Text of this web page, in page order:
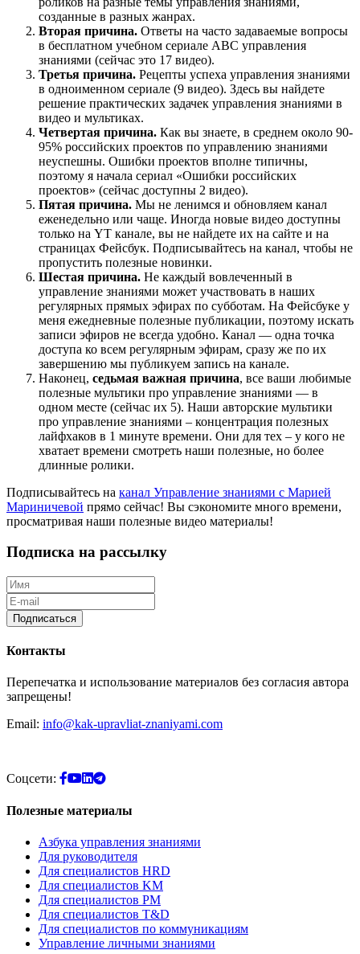
созданные в разных жанрах.
Вторая причина. Ответы на часто задаваемые вопросы
в бесплатном учебном сериале АВС управления
знаниями (сейчас это 17 видео).
Третья причина. Рецепты успеха управления знаниями
в одноименном сериале (9 видео). Здесь вы найдете
решение практических задачек управления знаниями в
видео и мультиках.
Четвертая причина. Как вы знаете, в среднем около 90-
95% российских проектов по управлению знаниями
неуспешны. Ошибки проектов вполне типичны,
поэтому я начала сериал «Ошибки российских
проектов» (сейчас доступны 2 видео).
Пятая причина. Мы не ленимся и обновляем канал
еженедельно или чаще. Иногда новые видео доступны
только на YT канале, вы не найдете их на сайте и на
страницах Фейсбук. Подписывайтесь на канал, чтобы не
пропустить полезные новинки.
Шестая причина. Не каждый вовлеченный в
управление знаниями может участвовать в наших
регулярных прямых эфирах по субботам. На Фейсбуке у
меня ежедневные полезные публикации, поэтому искать
записи эфиров не всегда удобно. Канал — одна точка
доступа ко всем регулярным эфирам, сразу же по их
завершению мы публикуем запись на канале.
Наконец, седьмая важная причина, все ваши любимые
полезные мультики про управление знаниями — в
одном месте (сейчас их 5). Наши авторские мультики
про управление знаниями – концентрация полезных
лайфхаков в 1 минуте времени. Они для тех – у кого не
хватает времени смотреть наши полезные, но более
длинные ролики.
Подписывайтесь на канал Управление знаниями с Марией
Мариничевой прямо сейчас! Вы сэкономите много времени,
просматривая наши полезные видео материалы!
Подписка на рассылку
Подписаться
Контакты
Перепечатка и использование материалов без согласия автора
запрещены!
Email: info@kak-upravliat-znaniyami.com
Соцсети:
Полезные материалы
Азбука управления знаниями
Для руководителя
Для специалистов HRD
Для специалистов KM
Для специалистов PM
Для специалистов T&D
Для специалистов по коммуникациям
Управление личными знаниями